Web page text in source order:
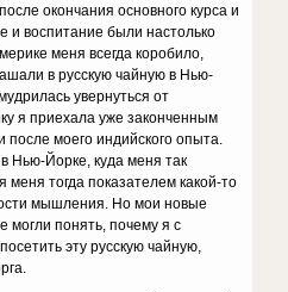
окончания основного курса и
и воспитание были настолько
меня всегда коробило,
в русскую чайную в Нью-
увернуться от
я приехала уже законченным
после моего индийского опыта.
Нью-Йорке, куда меня так
тогда показателем какой-то
мышления. Но мои новые
могли понять, почему я с
эту русскую чайную,